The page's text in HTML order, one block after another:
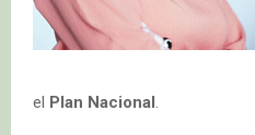
el Plan Nacional